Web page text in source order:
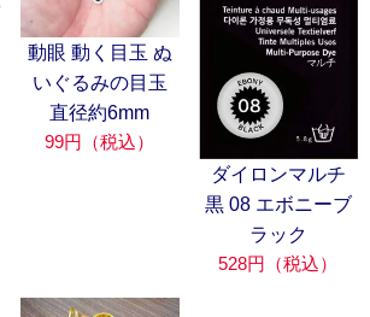
動眼 動く目玉 ぬ
いぐるみの目玉
直径約6mm
99円（税込）
ダイロンマルチ
黒 08 エボニーブ
ラック
528円（税込）